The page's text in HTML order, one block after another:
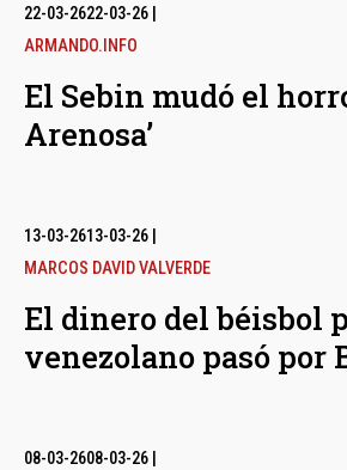
22-03-2622-03-26
ARMANDO.INFO
El Sebin mudó el
Arenosa’
13-03-2613-03-26
MARCOS DAVID VALVERDE
El dinero del béisbol
venezolano pasó por
08-03-2608-03-26